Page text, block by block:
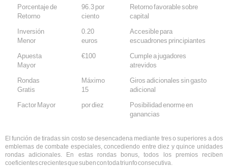
Porcentaje de
Retorno
96.3 por
ciento
Retorno favorable sobre
capital
Inversión
Menor
0.20
euros
Accesible para
escuadrones principiantes
Apuesta
Mayor
€100
Cumple a jugadores
atrevidos
Rondas
Gratis
Máximo
15
Giros adicionales sin gasto
adicional
Factor Mayor
por diez
Posibilidad enorme en
ganancias
El función de tiradas sin costo se desencadena mediante tres o superiores a dos
emblemas de combate especiales, concediendo entre diez y quince unidades
rondas adicionales. En estas rondas bonus, todos los premios reciben
coeficientes crecientes que suben con toda triunfo consecutiva.